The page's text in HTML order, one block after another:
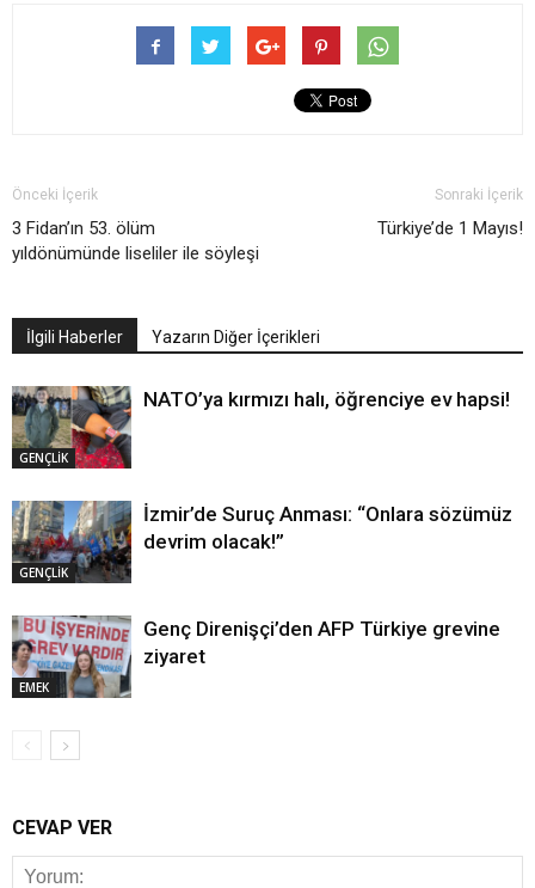
Önceki İçerik
3 Fidan’ın 53. ölüm
yıldönümünde liseliler ile söyleşi
Sonraki İçerik
Türkiye’de 1 Mayıs!
İlgili Haberler Yazarın Diğer İçerikleri
GENÇLİK
NATO’ya kırmızı halı, öğrenciye ev hapsi!
GENÇLİK
İzmir’de Suruç Anması: “Onlara sözümüz
devrim olacak!”
EMEK
Genç Direnişçi’den AFP Türkiye grevine
ziyaret
CEVAP VER